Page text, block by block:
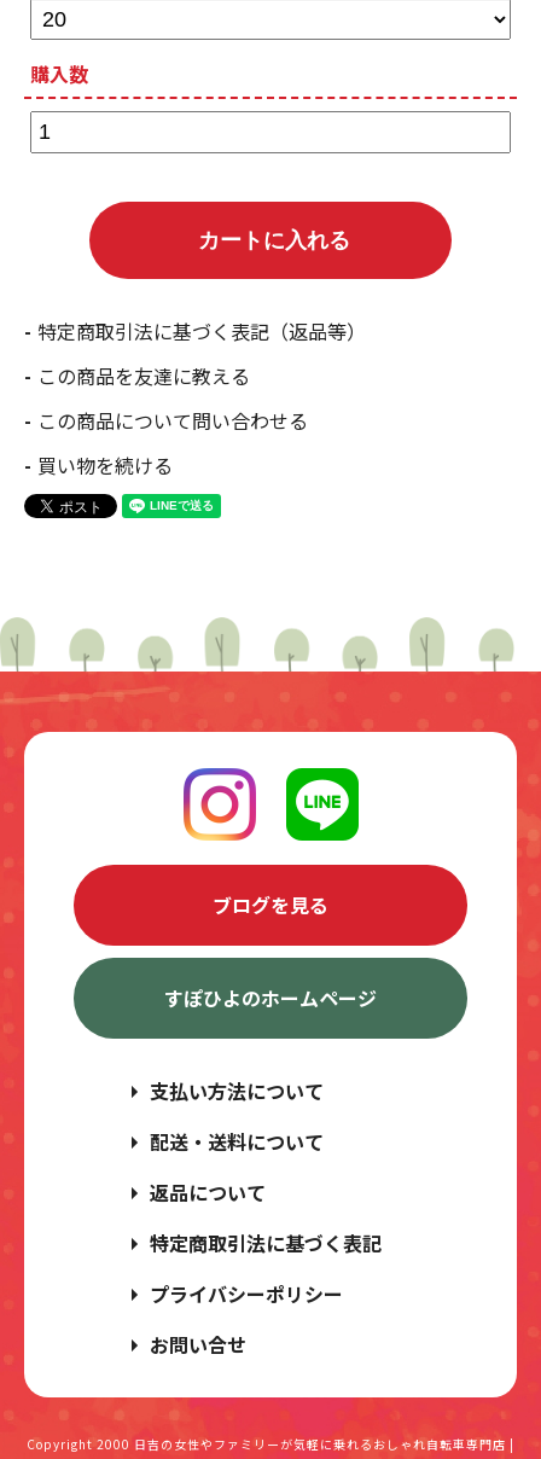
購入数
特定商取引法に基づく表記（返品等）
この商品を友達に教える
この商品について問い合わせる
買い物を続ける
ブログを見る
すぽひよのホームページ
支払い方法について
配送・送料について
返品について
特定商取引法に基づく表記
プライバシーポリシー
お問い合せ
Copyright 2000 日吉の女性やファミリーが気軽に乗れるおしゃれ自転車専門店 |